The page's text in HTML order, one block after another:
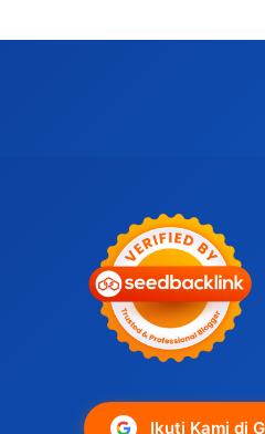
Ikuti Kami di